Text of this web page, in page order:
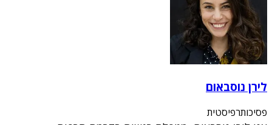
לירן נוסבאום
פסיכותרפיסטית